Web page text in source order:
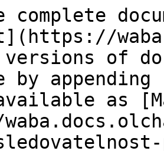
complete
versions of
by
as